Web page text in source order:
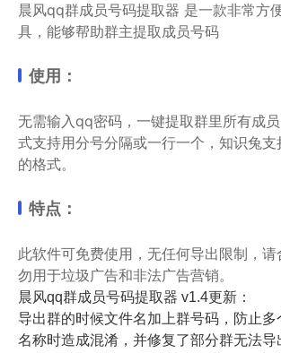
晨风qq群成员号码提取器 是一款非常方
具，能够帮助群主提取成员号码
使用：
无需输入qq密码，一键提取群里所有成
式支持用分号分隔或一行一个，知识兔
的格式。
特点：
此软件可免费使用，无任何导出限制，请
勿用于垃圾广告和非法广告营销。
晨风qq群成员号码提取器 v1.4更新：
导出群的时候文件名加上群号码，防止
名称时造成混淆，并修复了部分群无法导